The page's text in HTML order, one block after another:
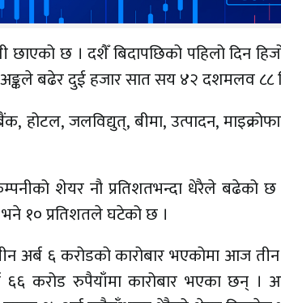
छाएको छ । दशैँ बिदापछिको पहिलो दिन
बढेर दुई हजार सात सय ४२ दशमलव ८८
जलविद्युत्, बीमा, उत्पादन,
शेयर नौ प्रतिशतभन्दा धेरैले बढेको
भने १० प्रतिशतले घटेको छ ।
अर्ब ६ करोडको कारोबार भएकोमा आज
करोड रुपैयाँमा कारोबार भएका छन् ।